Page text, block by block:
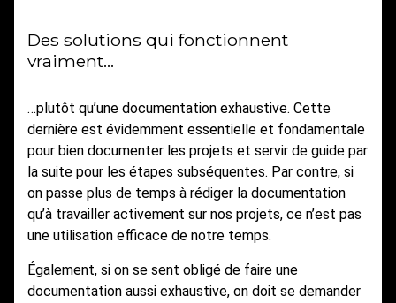
Des solutions qui fonctionnent
vraiment…
…plutôt qu’une documentation exhaustive. Cette
dernière est évidemment essentielle et fondamentale
pour bien documenter les projets et servir de guide par
la suite pour les étapes subséquentes. Par contre, si
on passe plus de temps à rédiger la documentation
qu’à travailler activement sur nos projets, ce n’est pas
une utilisation efficace de notre temps.
Également, si on se sent obligé de faire une
documentation aussi exhaustive, on doit se demander